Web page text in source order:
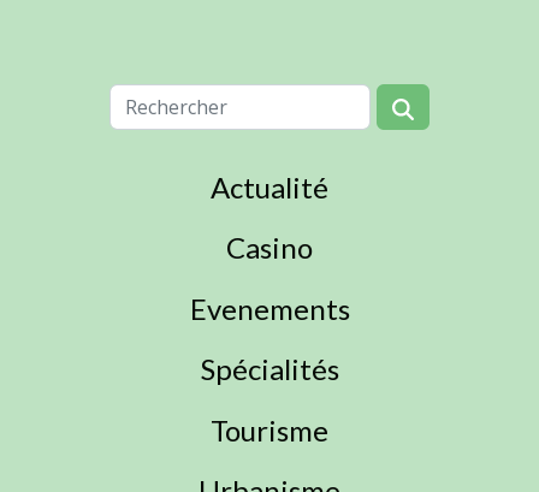
Actualité
Casino
Evenements
Spécialités
Tourisme